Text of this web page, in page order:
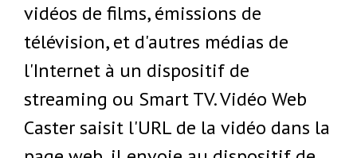
vidéos de films, émissions de
télévision, et d'autres médias de
l'Internet à un dispositif de
streaming ou Smart TV. Vidéo Web
Caster saisit l'URL de la vidéo dans la